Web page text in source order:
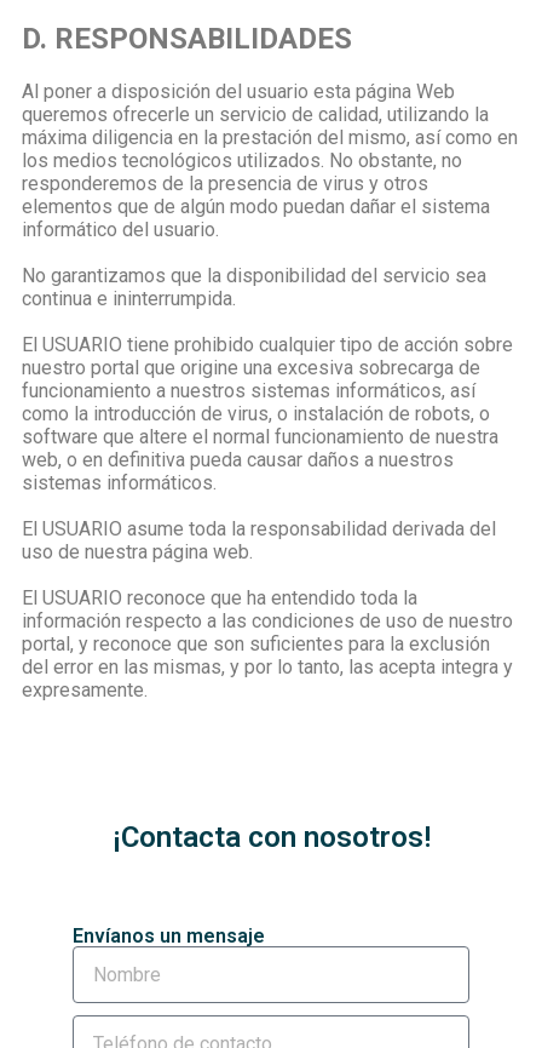
D. RESPONSABILIDADES
Al poner a disposición del usuario esta página Web
queremos ofrecerle un servicio de calidad, utilizando la
máxima diligencia en la prestación del mismo, así como en
los medios tecnológicos utilizados. No obstante, no
responderemos de la presencia de virus y otros
elementos que de algún modo puedan dañar el sistema
informático del usuario.
No garantizamos que la disponibilidad del servicio sea
continua e ininterrumpida.
El USUARIO tiene prohibido cualquier tipo de acción sobre
nuestro portal que origine una excesiva sobrecarga de
funcionamiento a nuestros sistemas informáticos, así
como la introducción de virus, o instalación de robots, o
software que altere el normal funcionamiento de nuestra
web, o en definitiva pueda causar daños a nuestros
sistemas informáticos.
El USUARIO asume toda la responsabilidad derivada del
uso de nuestra página web.
El USUARIO reconoce que ha entendido toda la
información respecto a las condiciones de uso de nuestro
portal, y reconoce que son suficientes para la exclusión
del error en las mismas, y por lo tanto, las acepta integra y
expresamente.
¡Contacta con nosotros!
Envíanos un mensaje